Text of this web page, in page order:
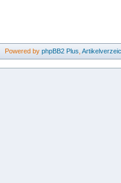
Powered by phpBB2 Plus